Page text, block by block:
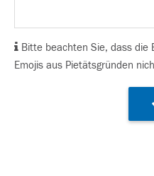
Bitte beachten Sie, dass die
Emojis aus Pietätsgründen